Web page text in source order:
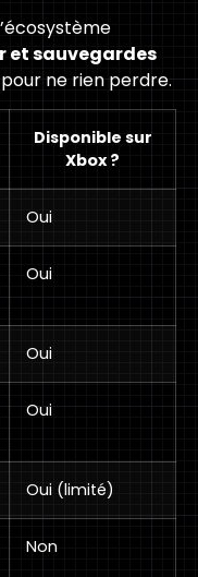
et sauvegardes
ne rien perdre.
Disponible sur
Xbox ?
Oui
Oui
Oui
Oui
Oui (limité)
Non